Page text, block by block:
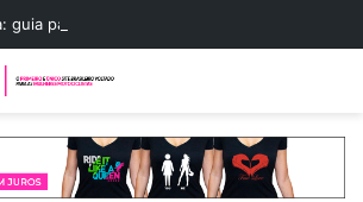
guia para pilotar com segurança